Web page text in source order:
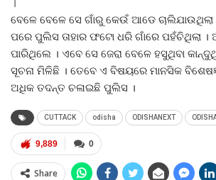
ବେଳେ ବେଳେ ସେ ଗାଁରୁ କେଉଁ ଆଡେ
ପରେ ପୁଲିସ ତାହାର ଫଟୋ ଧରି ଗାଁରେ ପହଁଚିଥିଲା
ପାରିଥିଲେ । ଏବେ ସେ ଜେରା ବେଳେ ହସୁଥିବା
ସୂଚନା ମିଳିଛି । ତେବେ ଏ ବିଷୟରେ ମାନସିକ
ଅଧିକ ତଦନ୍ତ ଚଳାଇଛି ପୁଲିସ ।
CUTTACK odisha ODISHANEXT
0
9,889
Share